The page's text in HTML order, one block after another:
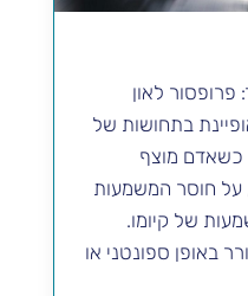
לאון
בתחושות של
כשאדם מוצף
על חוסר המשמעות
של קיומו.
באופן ספונטני או